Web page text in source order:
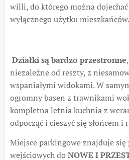
willi, do którego można
wyłącznego użytku mieszkańców.
Działki są bardzo przestronne
niezależne od reszty, z
wspaniałymi widokami. W
ogromny basen z trawnikami
kompletna letnia kuchnia z
odpocząć i cieszyć się słońcem
Miejsce parkingowe znajduje
wejściowych do NOWE I